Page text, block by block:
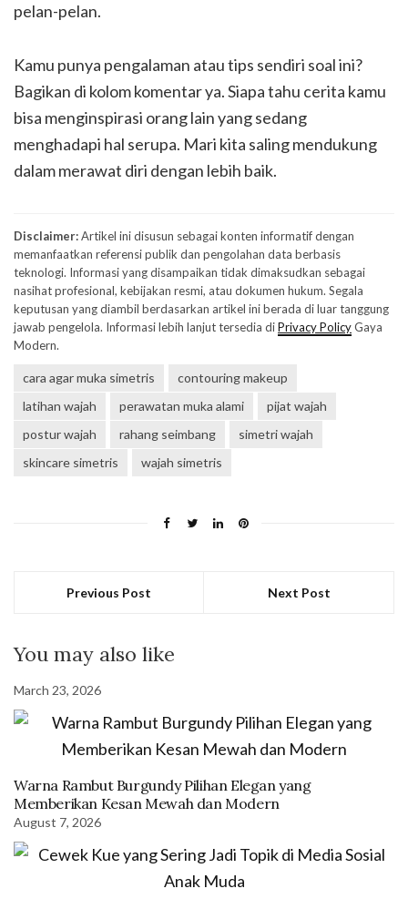
pelan-pelan.
Kamu punya pengalaman atau tips sendiri soal ini?
Bagikan di kolom komentar ya. Siapa tahu cerita kamu
bisa menginspirasi orang lain yang sedang
menghadapi hal serupa. Mari kita saling mendukung
dalam merawat diri dengan lebih baik.
Disclaimer:Artikel ini disusun sebagai konten informatif dengan
memanfaatkan referensi publik dan pengolahan data berbasis
teknologi. Informasi yang disampaikan tidak dimaksudkan sebagai
nasihat profesional, kebijakan resmi, atau dokumen hukum. Segala
keputusan yang diambil berdasarkan artikel ini berada di luar tanggung
jawab pengelola. Informasi lebih lanjut tersedia diPrivacy PolicyGaya
Modern.
cara agar muka simetris
contouring makeup
latihan wajah
perawatan muka alami
pijat wajah
postur wajah
rahang seimbang
simetri wajah
skincare simetris
wajah simetris
Previous Post Next Post
You may also like
March 23, 2026
Warna Rambut Burgundy Pilihan Elegan yang
Memberikan Kesan Mewah dan Modern
August 7, 2026